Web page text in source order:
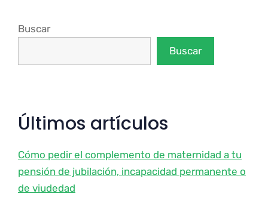
Buscar
Buscar
Últimos artículos
Cómo pedir el complemento de maternidad a tu
pensión de jubilación, incapacidad permanente o
de viudedad